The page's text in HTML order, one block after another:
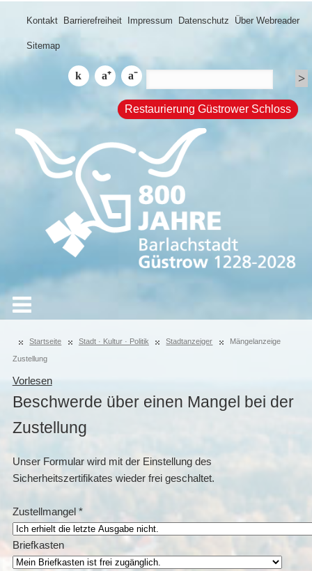
Kontakt Barrierefreiheit Impressum Datenschutz Über Webreader
Sitemap
Restaurierung Güstrower Schloss
Startseite Stadt · Kultur · Politik Stadtanzeiger Mängelanzeige
Zustellung
Vorlesen
Beschwerde über einen Mangel bei der
Zustellung
Unser Formular wird mit der Einstellung des
Sicherheitszertifikates wieder frei geschaltet.
Zustellmangel *
Briefkasten